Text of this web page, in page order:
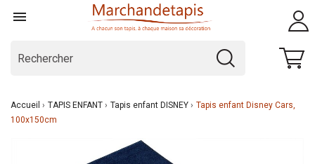

Accueil TAPIS ENFANT Tapis enfant DISNEY
Tapis enfant Disney Cars,
100x150cm